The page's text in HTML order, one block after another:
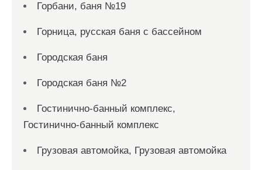
Горбани, баня №19
Горница, русская баня с бассейном
Городская баня
Городская баня №2
Гостинично-банный комплекс,
Гостинично-банный комплекс
Грузовая автомойка, Грузовая автомойка